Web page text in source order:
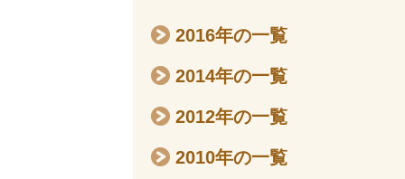
2016年の一覧
2014年の一覧
2012年の一覧
2010年の一覧